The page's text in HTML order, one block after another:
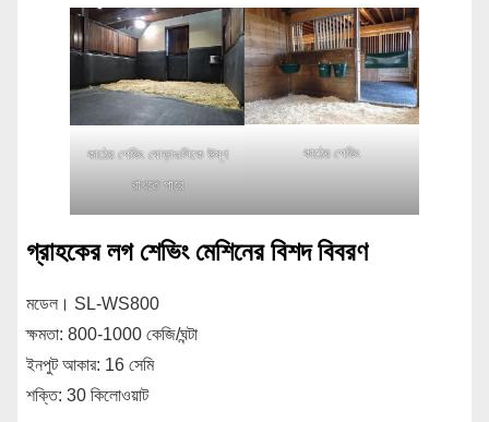
কাঠের শেভিং ঘোড়াগুলিকে উষ্ণ
রাখতে পারে
কাঠের শেভিং
গ্রাহকের লগ শেভিং মেশিনের বিশদ বিবরণ
মডেল। SL-WS800
ক্ষমতা: 800-1000 কেজি/ঘন্টা
ইনপুট আকার: 16 সেমি
শক্তি: 30 কিলোওয়াট